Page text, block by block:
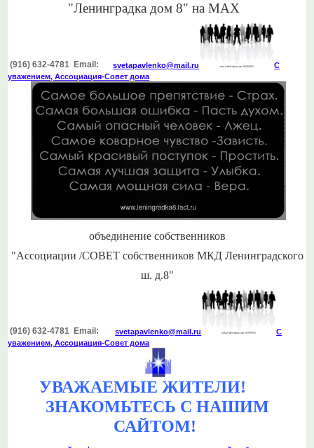
"Ленинградка дом 8" на МАХ
(916) 632-4781 Email: svetapavlenko@mail.ru
С
уважением, Ассоциация-Совет дома
объединение собственников
"Ассоциации /СОВЕТ собственников МКД Ленинградского
ш. д.8"
(916) 632-4781 Email: svetapavlenko@mail.ru
С
уважением, Ассоциация-Совет дома
УВАЖАЕМЫЕ ЖИТЕЛИ!
ЗНАКОМЬТЕСЬ С НАШИМ
САЙТОМ!